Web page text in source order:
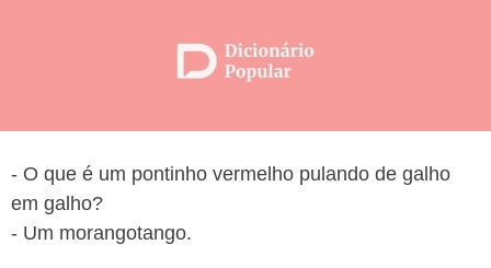
- O que é um pontinho vermelho pulando de galho
em galho?
- Um morangotango.